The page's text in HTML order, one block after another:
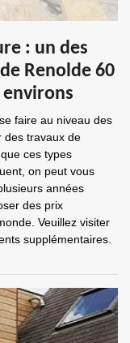
: un des
Renolde 60
environs
faire au niveau des
des travaux de
ces types
on peut vous
années
des prix
Veuillez visiter
supplémentaires.